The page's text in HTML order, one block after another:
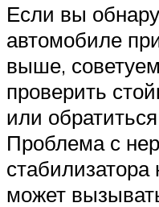
Если вы
автомобиле
выше,
проверить
или
Проблема с
стабилизатора
может